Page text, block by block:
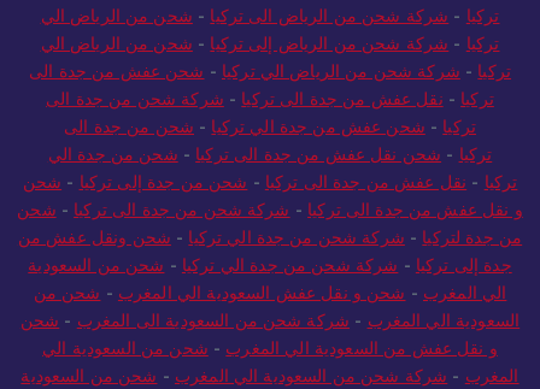
تركيا - شركة شحن من الرياض الى تركيا - شحن من الرياض الي
تركيا - شركة شحن من الرياض إلى تركيا - شحن من الرياض الي
تركيا - شركة شحن من الرياض الي تركيا - شحن عفش من جدة الى
تركيا - نقل عفش من جدة الى تركيا - شركة شحن من جدة الى
تركيا - شحن عفش من جدة الي تركيا - شحن من جدة الى
تركيا - شحن نقل عفش من جدة الى تركيا - شحن من جدة الي
تركيا - نقل عفش من جدة الى تركيا - شحن من جدة إلى تركيا - شحن
و نقل عفش من جدة الى تركيا - شركة شحن من جدة الى تركيا - شحن
من جدة لتركيا - شركة شحن من جدة الي تركيا - شحن ونقل عفش من
جدة إلى تركيا - شركة شحن من جدة الي تركيا - شحن من السعودية
الي المغرب - شحن و نقل عفش السعودية الي المغرب - شحن من
السعودية الي المغرب - شركة شحن من السعودية الى المغرب - شحن
و نقل عفش من السعودية الي المغرب - شحن من السعودية الي
المغرب - شركة شحن من السعودية الي المغرب - شحن من السعودية